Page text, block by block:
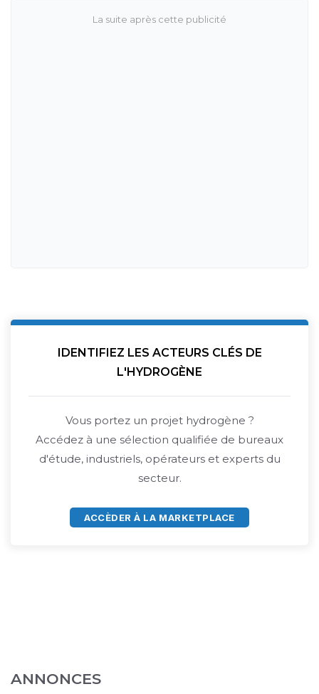
IDENTIFIEZ LES ACTEURS CLÉS DE
L'HYDROGÈNE
Vous portez un projet hydrogène ?
Accédez à une sélection qualifiée de bureaux
d'étude, industriels, opérateurs et experts du
secteur.
ACCÈDER À LA MARKETPLACE
ANNONCES